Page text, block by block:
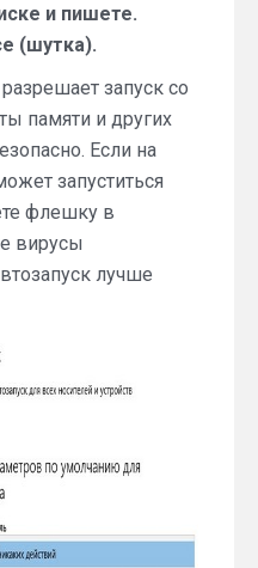
и пишете.
(шутка).
запуск со
памяти и других
Если на
запуститься
флешку в
вирусы
лучше